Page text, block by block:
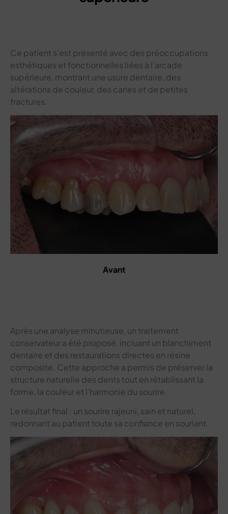
Ce patient s’est présenté avec des préoccupations
esthétiques et fonctionnelles liées à l’arcade
supérieure, montrant une usure dentaire, des
altérations de couleur, des caries et de petites
fractures.
Avant
Après une analyse minutieuse, un traitement
conservateur a été proposé, incluant un blanchiment
dentaire et des restaurations directes en résine
composite. Cette approche a permis de préserver la
structure naturelle des dents tout en rétablissant la
forme, la couleur et l’harmonie du sourire.
Le résultat final : un sourire rajeuni, sain et naturel,
redonnant au patient toute sa confiance en souriant.